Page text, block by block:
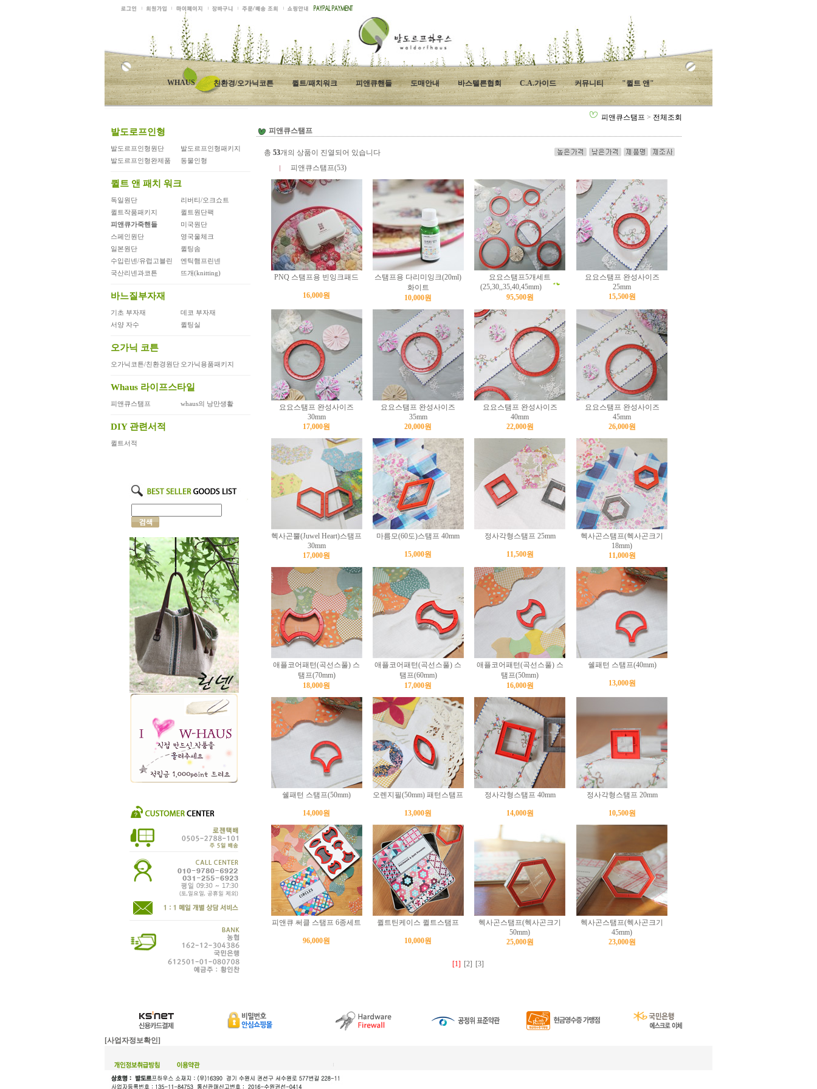
WHAUS 친환경/오가닉코튼 퀼트/패치워크 피앤큐핸들 도매안내 바스텔른협회 C.A.가이드 커뮤니티 "퀼트 앤"
발도로프인형
발도르프인형원단
발도르프인형패키지
발도르프인형완제품
동물인형
퀼트 앤 패치 워크
독일원단
리버티/오크쇼트
퀼트작품패키지
퀼트원단팩
피앤큐가죽핸들
미국원단
스페인원단
영국울체크
일본원단
퀼팅솜
수입린넨/유럽고블린
엔틱햄프린넨
국산리넨과코튼
뜨개(knitting)
바느질부자재
기초 부자재
데코 부자재
서양 자수
퀼팅실
오가닉 코튼
오가닉코튼/친환경원단 오가닉용품패키지
Whaus 라이프스타일
피앤큐스탬프 whaus의 낭만생활
DIY 관련서적
퀼트서적
피앤큐스탬프 > 전체조회
피앤큐스탬프
총 53개의 상품이 진열되어 있습니다
피앤큐스탬프(53)
PNQ 스탬프용 빈잉크패드
16,000원
스탬프용 다리미잉크(20ml)
화이트
10,000원
요요스탬프5개세트
(25,30,,35,40,45mm)
95,500원
요요스탬프 완성사이즈
25mm
15,500원
요요스탬프 완성사이즈
30mm
17,000원
요요스탬프 완성사이즈
35mm
20,000원
요요스탬프 완성사이즈
40mm
22,000원
요요스탬프 완성사이즈
45mm
26,000원
헥사곤뿔(Juwel Heart)스탬프
30mm
17,000원
마름모(60도)스탬프 40mm
15,000원
정사각형스탬프 25mm
11,500원
헥사곤스탬프(헥사곤크기
18mm)
11,000원
애플코어패턴(곡선스풀) 스
탬프(70mm)
18,000원
애플코어패턴(곡선스풀) 스
탬프(60mm)
17,000원
애플코어패턴(곡선스풀) 스
탬프(50mm)
16,000원
쉘패턴 스탬프(40mm)
13,000원
쉘패턴 스탬프(50mm)
14,000원
오렌지필(50mm) 패턴스탬프
13,000원
정사각형스탬프 40mm
14,000원
정사각형스탬프 20mm
10,500원
피앤큐 써클 스탬프 6종세트
96,000원
퀼트틴케이스 퀼트스탬프
10,000원
헥사곤스탬프(헥사곤크기
50mm)
25,000원
헥사곤스탬프(헥사곤크기
45mm)
23,000원
[1] [2] [3]
[사업자정보확인]